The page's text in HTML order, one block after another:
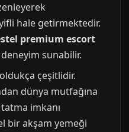
hale getirmektedir.
premium escort
deneyim sunabilir.
çeşitlidir.
dünya mutfağına
imkanı
bir akşam yemeği